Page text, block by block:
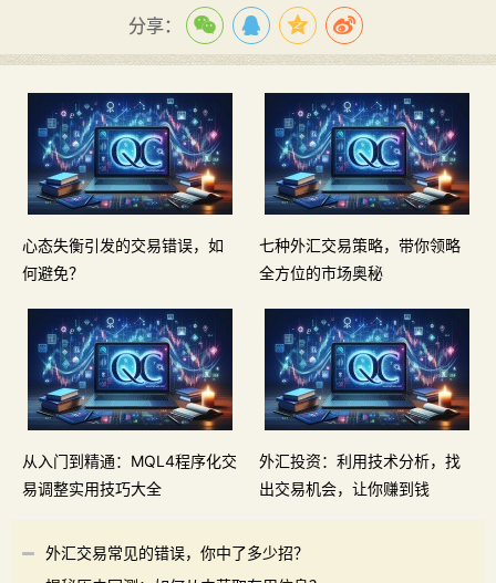
分享：
心态失衡引发的交易错误，如
何避免？
七种外汇交易策略，带你领略
全方位的市场奥秘
从入门到精通：MQL4程序化交
易调整实用技巧大全
外汇投资：利用技术分析，找
出交易机会，让你赚到钱
外汇交易常见的错误，你中了多少招？